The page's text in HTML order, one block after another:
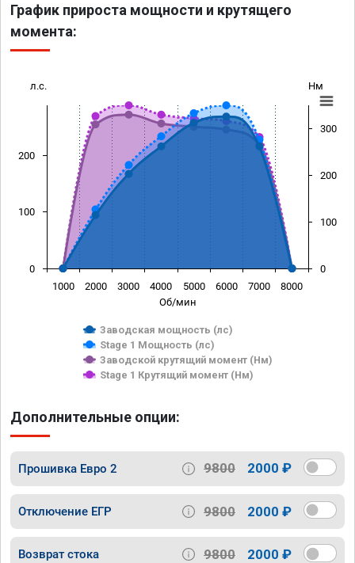
График прироста мощности и крутящего
момента:
Об/мин
л.с. Нм
Заводская мощность (лс)
Stage 1 Мощность (лс)
Заводской крутящий момент (Нм)
Stage 1 Крутящий момент (Нм)
1000 2000 3000 4000 5000 6000 7000 8000
0
100
200
0
100
200
300
Дополнительные опции:
Прошивка Евро 2 9800 2000 ₽
Отключение ЕГР 9800 2000 ₽
Возврат стока 9800 2000 ₽